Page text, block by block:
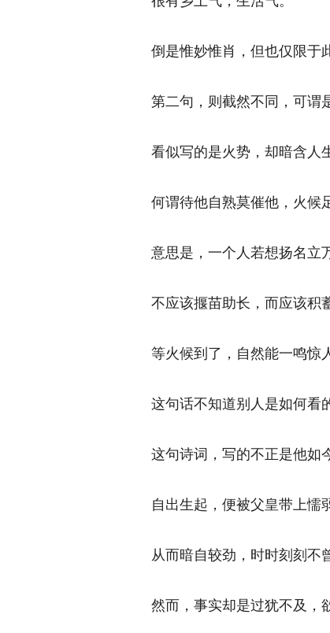
倒是惟妙惟肖，但也仅限于
第二句，则截然不同，可谓
看似写的是火势，却暗含人
何谓待他自熟莫催他，火候
意思是，一个人若想扬名立
不应该揠苗助长，而应该积
等火候到了，自然能一鸣惊
这句话不知道别人是如何看
这句诗词，写的不正是他如
自出生起，便被父皇带上懦
从而暗自较劲，时时刻刻不
然而，事实却是过犹不及，